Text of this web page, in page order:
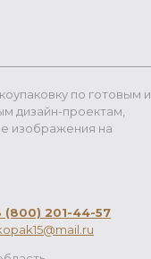
по готовым и
дизайн-проектам,
изображения на
(800) 201-44-57